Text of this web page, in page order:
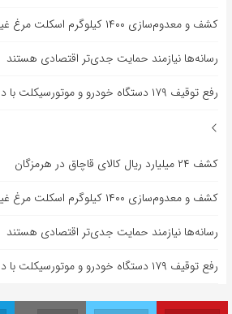
کشف و معدوم‌سازی ۱۴۰۰ کیلوگرم اسکلت مرغ غیربهداشتی در قم
رسانه‌ها نیازمند حمایت جدی‌تر اقتصادی هستند
رفع توقیف ۱۷۹ دستگاه خودرو و موتورسیکلت با دستور دادستان فردوس
کشف ۲۴ میلیارد ریال کالای قاچاق در هرمزگان
کشف و معدوم‌سازی ۱۴۰۰ کیلوگرم اسکلت مرغ غیربهداشتی در قم
رسانه‌ها نیازمند حمایت جدی‌تر اقتصادی هستند
رفع توقیف ۱۷۹ دستگاه خودرو و موتورسیکلت با دستور دادستان فردوس